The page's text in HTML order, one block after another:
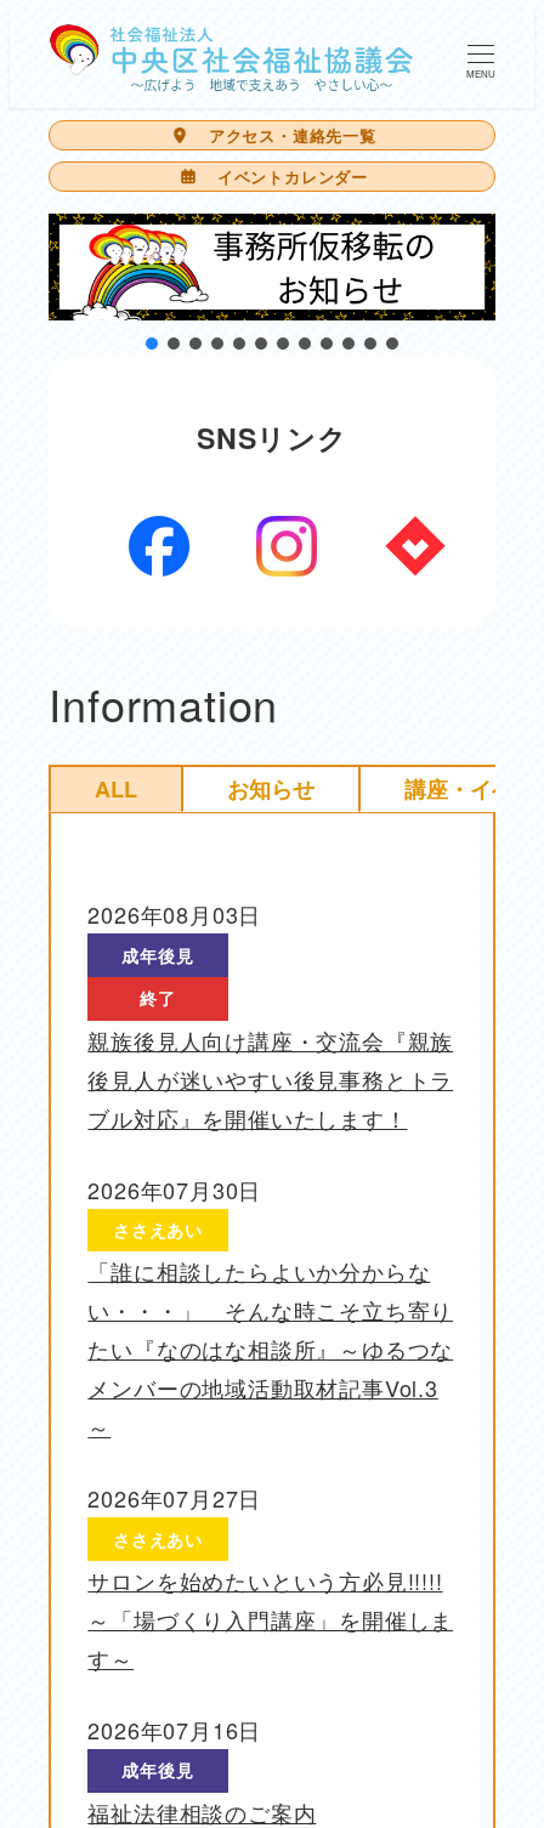
MENU
アクセス・連絡先一覧
イベントカレンダー
SNSリンク
Information
ALL お知らせ 講座・イベン
親族後見人向け講座・交流会『親族
後見人が迷いやすい後見事務とトラ
ブル対応』を開催いたします！
投稿日
2026年08月03日
成年後見
終了
「誰に相談したらよいか分からな
い・・・」 そんな時こそ立ち寄り
たい『なのはな相談所』～ゆるつな
メンバーの地域活動取材記事Vol.3
～
投稿日
2026年07月30日
ささえあい
サロンを始めたいという方必見!!!!!
～「場づくり入門講座」を開催しま
す～
投稿日
2026年07月27日
ささえあい
福祉法律相談のご案内
投稿日
2026年07月16日
成年後見